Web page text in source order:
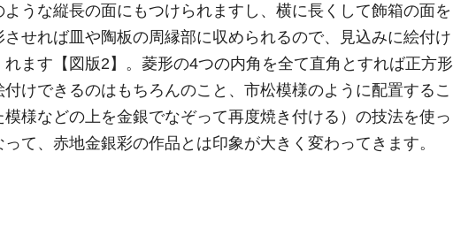
うな縦長の面にもつけられますし、横に長くして飾箱の面を
せれば皿や陶板の周縁部に収められるので、見込みに絵付け
ます【図版2】。菱形の4つの内角を全て直角とすれば正方形
けできるのはもちろんのこと、市松模様のように配置するこ
様などの上を金銀でなぞって再度焼き付ける）の技法を使っ
て、赤地金銀彩の作品とは印象が大きく変わってきます。